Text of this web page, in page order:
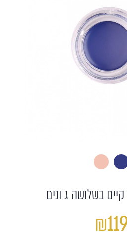
קיים בשלושה גוונים
₪119